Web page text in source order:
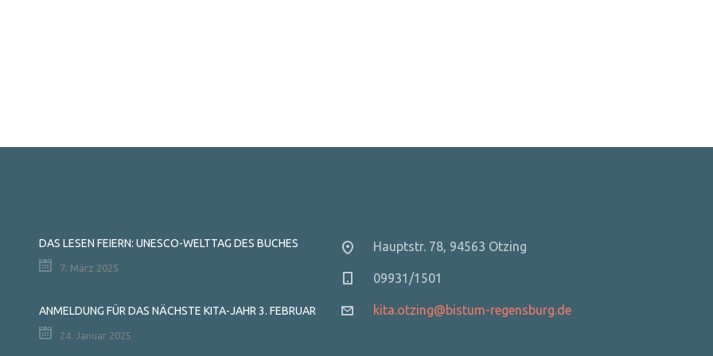
DAS LESEN FEIERN: UNESCO-WELTTAG DES BUCHES
7. März 2025
ANMELDUNG FÜR DAS NÄCHSTE KITA-JAHR 3. FEBRUAR
24. Januar 2025
Hauptstr. 78, 94563 Otzing
09931/1501
kita.otzing@bistum-regensburg.de